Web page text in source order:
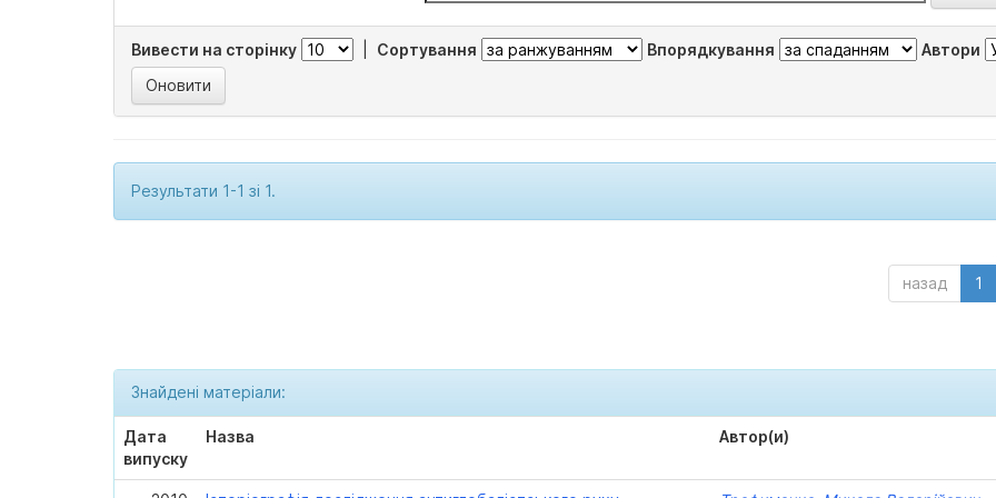
Вивести на сторінку Сортування Впорядкування Автори
Результати 1-1 зі 1.
назад 1
Знайдені матеріали:
Дата
випуску
Назва Автор(и)